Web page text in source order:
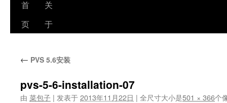
首
页
关
于
← PVS 5.6安装
pvs-5-6-installation-07
由 菜包子 | 发表于2013年11月22日 | 全尺寸大小是501 × 366个